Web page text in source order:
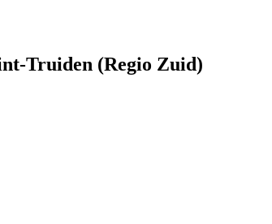
Truiden (Regio Zuid)